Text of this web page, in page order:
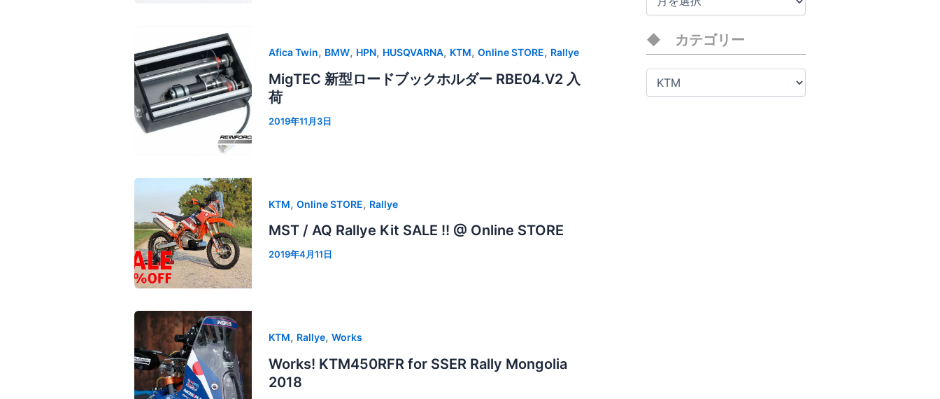
Afica Twin, BMW, HPN, HUSQVARNA, KTM, Online STORE, Rallye
MigTEC 新型ロードブックホルダー RBE04.V2 入
荷
2019年11月3日
KTM, Online STORE, Rallye
MST / AQ Rallye Kit SALE !! @ Online STORE
2019年4月11日
KTM, Rallye, Works
Works! KTM450RFR for SSER Rally Mongolia
2018
イ
ブ
カテゴリー
カ